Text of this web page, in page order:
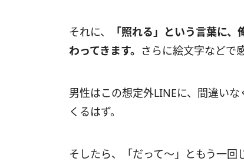
それに、
「照れる」という言葉に
わってきます。 さらに絵文字などで
男性はこの想定外LINEに、間違い
くるはず。
そしたら、「だって～」ともう一回